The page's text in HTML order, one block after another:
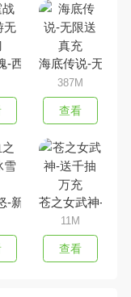
-西游无限刀海底传说-无限送
387M
查看
-新冰雪服苍之女武神-送千
11M
查看